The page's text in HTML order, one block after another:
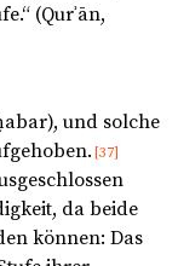
(Qurʾān,
und solche
[37]
da beide
können: Das